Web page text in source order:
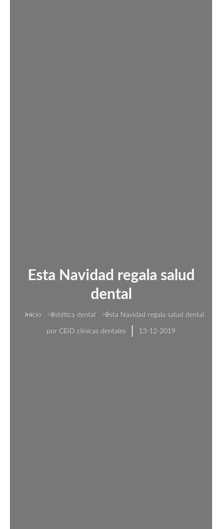
Esta Navidad regala salud
dental
Estás aquí:
Inicio Estética dental Esta Navidad regala salud dental
por CEID clínicas dentales 13-12-2019